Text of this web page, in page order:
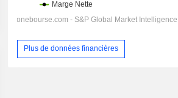
Plus de données financières